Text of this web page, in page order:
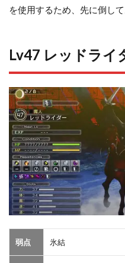
を使用するため、先に倒し
Lv47 レッドライ
弱点 氷結